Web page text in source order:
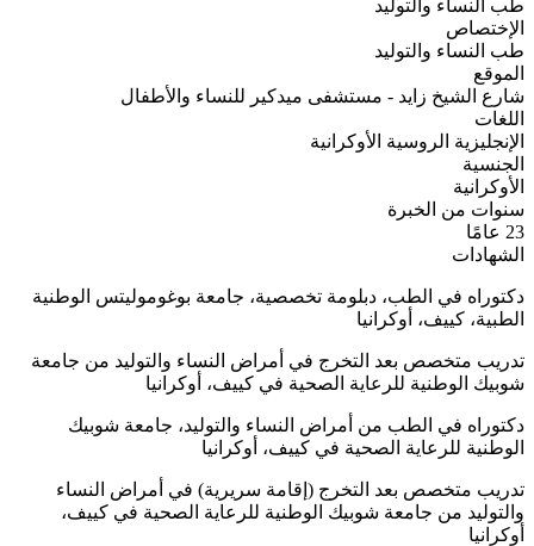
طب النساء والتوليد
الإختصاص
طب النساء والتوليد
الموقع
شارع الشيخ زايد - مستشفى ميدكير للنساء والأطفال
اللغات
الإنجليزية الروسية الأوكرانية
الجنسية
الأوكرانية
سنوات من الخبرة
23 عامًا
الشهادات
دكتوراه في الطب، دبلومة تخصصية، جامعة بوغوموليتس الوطنية
الطبية، كييف، أوكرانيا
تدريب متخصص بعد التخرج في أمراض النساء والتوليد من جامعة
شوبيك الوطنية للرعاية الصحية في كييف، أوكرانيا
دكتوراه في الطب من أمراض النساء والتوليد، جامعة شوبيك
الوطنية للرعاية الصحية في كييف، أوكرانيا
تدريب متخصص بعد التخرج (إقامة سريرية) في أمراض النساء
والتوليد من جامعة شوبيك الوطنية للرعاية الصحية في كييف،
أوكرانيا